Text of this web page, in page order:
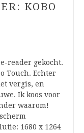
KOBO
reader gekocht.
Touch. Echter
vergis, en
Ik koos voor
waarom!
1680 x 1264